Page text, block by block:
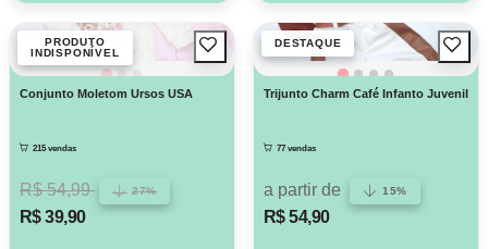
PRODUTO
INDISPONÍVEL
Conjunto Moletom Ursos USA
215 vendas
R$ 54,99 27%
R$ 39,90
DESTAQUE
Trijunto Charm Café Infanto Juvenil
77 vendas
a partir de 15%
R$ 54,90